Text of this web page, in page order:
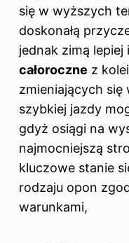
się w wyższych
doskonałą
jednak zimą lepiej
całoroczne z
zmieniających się
szybkiej jazdy
gdyż osiągi na
najmocniejszą
kluczowe stanie
rodzaju opon
warunkami,